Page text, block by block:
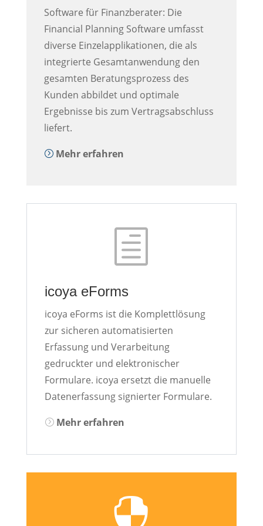
Software für Finanzberater: Die
Financial Planning Software umfasst
diverse Einzelapplikationen, die als
integrierte Gesamtanwendung den
gesamten Beratungsprozess des
Kunden abbildet und optimale
Ergebnisse bis zum Vertragsabschluss
liefert.
=Mehr erfahren
h
icoya eForms
icoya eForms ist die Komplettlösung
zur sicheren automatisierten
Erfassung und Verarbeitung
gedruckter und elektronischer
Formulare. icoya ersetzt die manuelle
Datenerfassung signierter Formulare.
=Mehr erfahren
